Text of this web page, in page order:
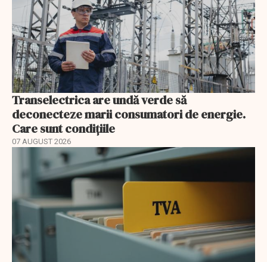
Transelectrica are undă verde să
deconecteze marii consumatori de energie.
Care sunt condițiile
07 AUGUST 2026